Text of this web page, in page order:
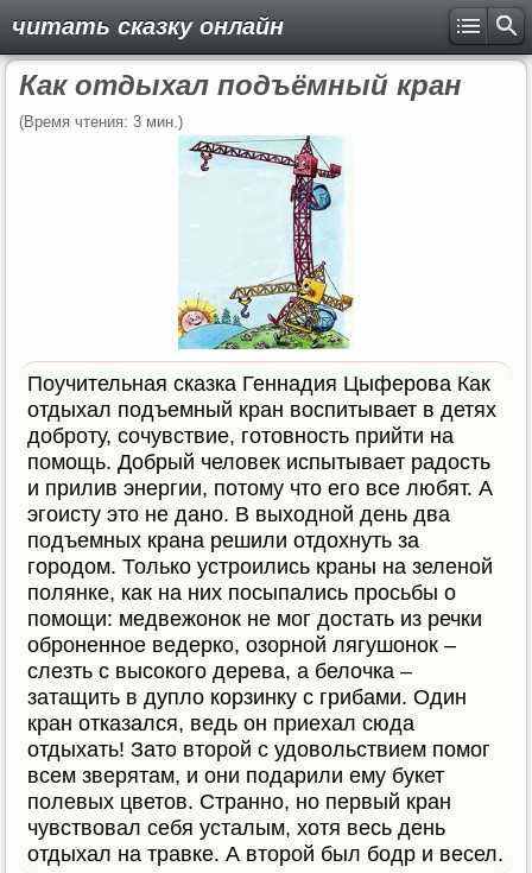
читать сказку онлайн
Как отдыхал подъёмный кран
(Время чтения: 3 мин.)
Поучительная сказка Геннадия Цыферова Как
отдыхал подъемный кран воспитывает в детях
доброту, сочувствие, готовность прийти на
помощь. Добрый человек испытывает радость
и прилив энергии, потому что его все любят. А
эгоисту это не дано. В выходной день два
подъемных крана решили отдохнуть за
городом. Только устроились краны на зеленой
полянке, как на них посыпались просьбы о
помощи: медвежонок не мог достать из речки
оброненное ведерко, озорной лягушонок –
слезть с высокого дерева, а белочка –
затащить в дупло корзинку с грибами. Один
кран отказался, ведь он приехал сюда
отдыхать! Зато второй с удовольствием помог
всем зверятам, и они подарили ему букет
полевых цветов. Странно, но первый кран
чувствовал себя усталым, хотя весь день
отдыхал на травке. А второй был бодр и весел.